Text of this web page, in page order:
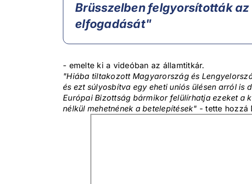
Brüsszelben felgyorsították
elfogadását"
- emelte ki a videóban az államtitkár.
"Hiába tiltakozott Magyarország és
és ezt súlyosbítva egy eheti uniós ülésen arról is
Európai Bizottság bármikor felülírhatja ezeket a
nélkül mehetnének a betelepítések" - tette hozzá